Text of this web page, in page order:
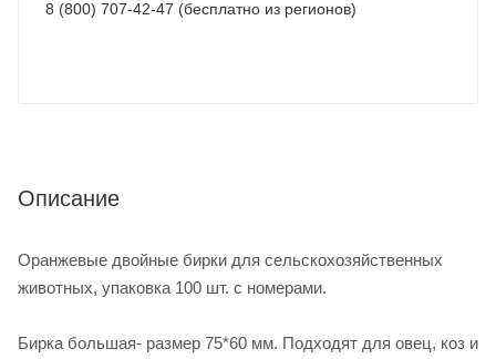
8 (800) 707-42-47 (бесплатно из регионов)
Описание
Оранжевые двойные бирки для сельскохозяйственных
животных, упаковка 100 шт. с номерами.
Бирка большая- размер 75*60 мм. Подходят для овец, коз и